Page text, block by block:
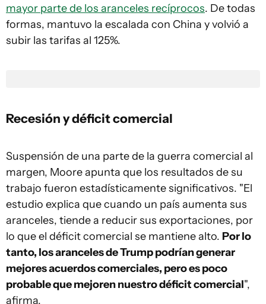
mayor parte de los aranceles recíprocos. De todas
formas, mantuvo la escalada con China y volvió a
subir las tarifas al 125%.
Recesión y déficit comercial
Suspensión de una parte de la guerra comercial al
margen, Moore apunta que los resultados de su
trabajo fueron estadísticamente significativos. "El
estudio explica que cuando un país aumenta sus
aranceles, tiende a reducir sus exportaciones, por
lo que el déficit comercial se mantiene alto. Por lo
tanto, los aranceles de Trump podrían generar
mejores acuerdos comerciales, pero es poco
probable que mejoren nuestro déficit comercial",
afirma.